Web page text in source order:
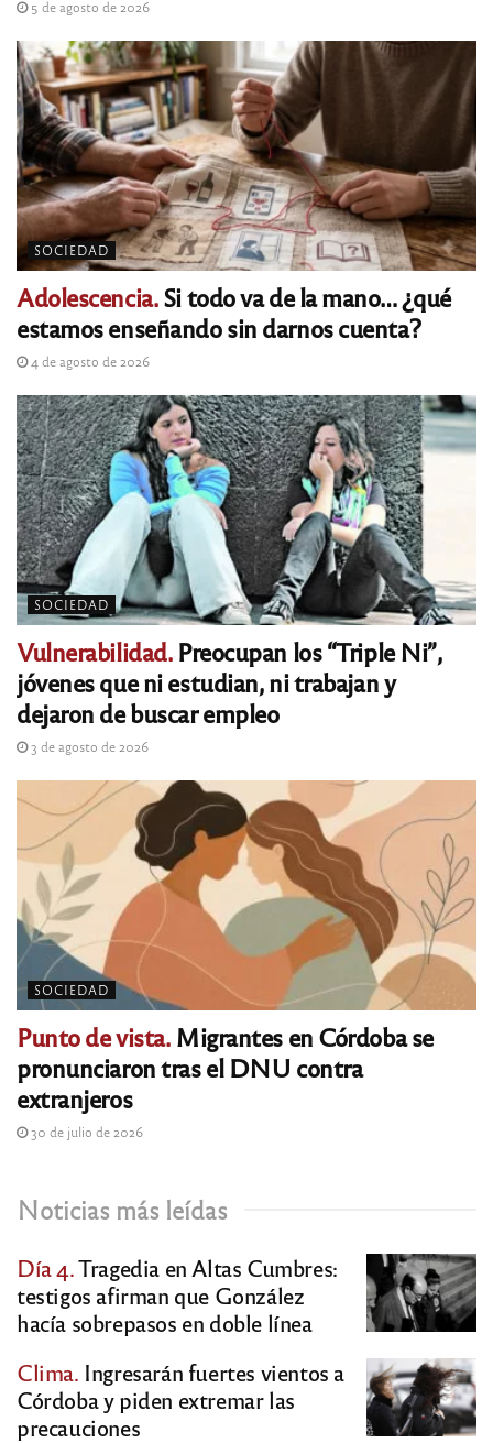
5 de agosto de 2026
SOCIEDAD
Adolescencia.Si todo va de la mano… ¿qué
estamos enseñando sin darnos cuenta?
4 de agosto de 2026
SOCIEDAD
Vulnerabilidad.Preocupan los “Triple Ni”,
jóvenes que ni estudian, ni trabajan y
dejaron de buscar empleo
3 de agosto de 2026
SOCIEDAD
Punto de vista.Migrantes en Córdoba se
pronunciaron tras el DNU contra
extranjeros
30 de julio de 2026
Noticias más leídas
Día 4.Tragedia en Altas Cumbres:
testigos afirman que González
hacía sobrepasos en doble línea
Clima. Ingresarán fuertes vientos a
Córdoba y piden extremar las
precauciones